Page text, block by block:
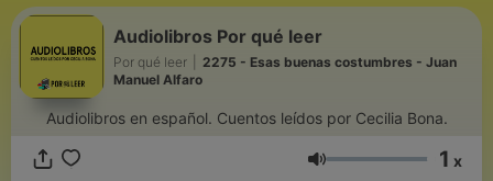
Audiolibros Por qué leer
Por qué leer
2275 - Esas buenas costumbres - Juan
Manuel Alfaro
Audiolibros en español. Cuentos leídos por Cecilia Bona.
Volume 1 x